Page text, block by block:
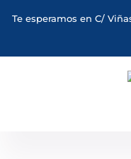
Te esperamos en C/